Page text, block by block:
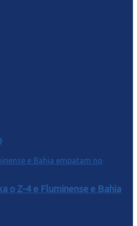
o Z-4 e Fluminense e Bahia